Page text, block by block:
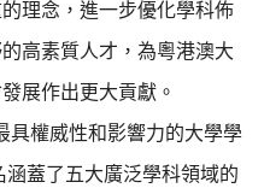
理念，進一步優化學科佈
高素質人才，為粵港澳大
展作出更大貢獻。
具權威性和影響力的大學學
蓋了五大廣泛學科領域的